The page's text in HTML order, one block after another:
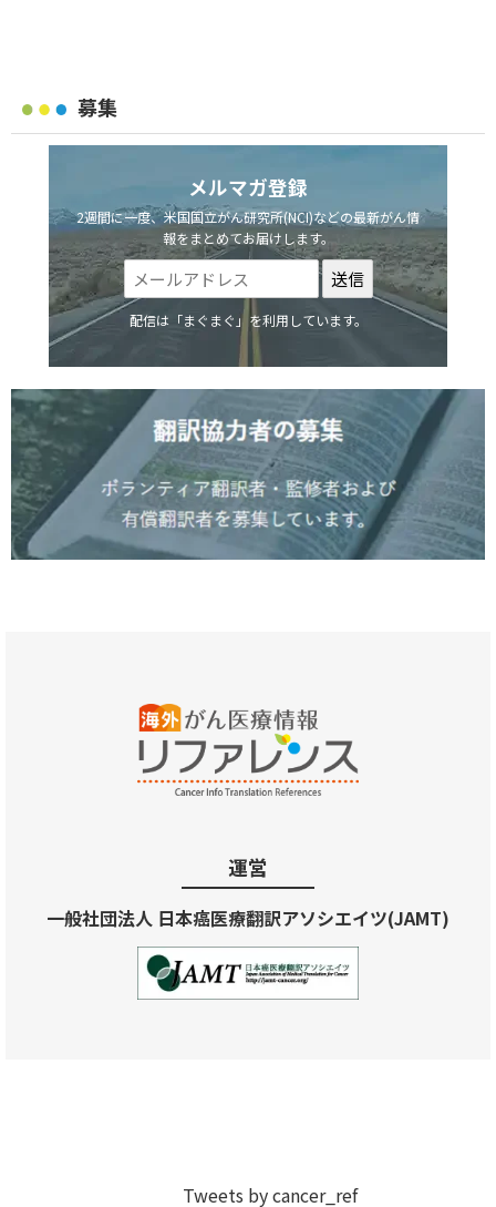
募集
メルマガ登録
2週間に一度、米国国立がん研究所(NCI)などの最新がん情
報をまとめてお届けします。
配信は「まぐまぐ」を利用しています。
運営
一般社団法人 日本癌医療翻訳アソシエイツ(JAMT)
Tweets by cancer_ref